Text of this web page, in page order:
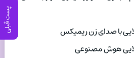
پست قبلی
با صدای زن ریمیکس
هوش مصنوعی